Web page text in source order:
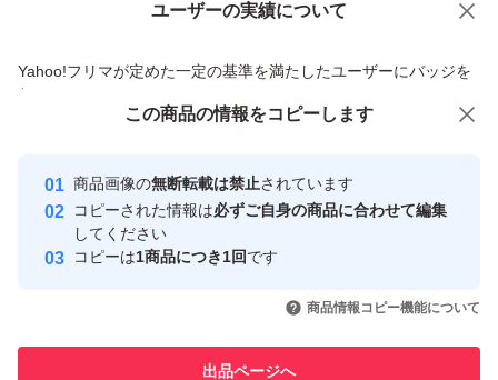
ユーザーの実績について
Yahoo!フリマが定めた一定の基準を満たしたユーザーにバッジを
付与しています
安心取引出品者
心・安全なユーザーです
取引実績
引を完了させた実績があります
での取引実績があります
価格の相談 商品への質問
この商品の情報をコピーします
商品画像の無断転載は禁止されています
コピーされた情報は必ずご自身の商品に合わせて編集
してください
コピーは1商品につき1回です
商品情報コピー機能について
出品ページへ
この商品をみている人にオススメ